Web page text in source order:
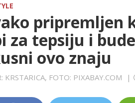
pripremljen
za tepsiju i
ovo znaju
KRSTARICA, FOTO: PIXABAY.COM |